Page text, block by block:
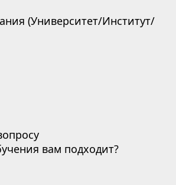
(Университет/Институт/
вам подходит?